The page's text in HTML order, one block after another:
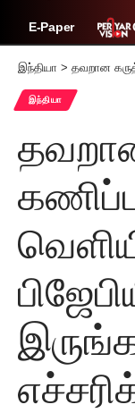
E-Paper
இந்தியா > தவறான கருத்துக்
இந்தியா